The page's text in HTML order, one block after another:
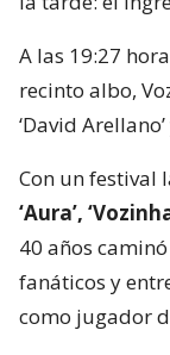
A las 19:27
recinto albo,
‘David
Con un festival
‘Aura’,
40 años
fanáticos y
como jugador